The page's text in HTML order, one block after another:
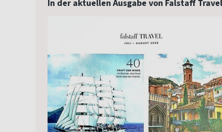
In der aktuellen Ausgabe von Falstaff Travel